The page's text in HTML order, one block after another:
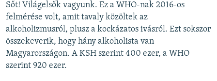
Sőt! Világelsők vagyunk. Ez a WHO-nak 2016-os
felmérése volt, amit tavaly közöltek az
alkoholizmusról, plusz a kockázatos ivásról. Ezt sokszor
összekeverik, hogy hány alkoholista van
Magyarországon. A KSH szerint 400 ezer, a WHO
szerint 920 ezer.